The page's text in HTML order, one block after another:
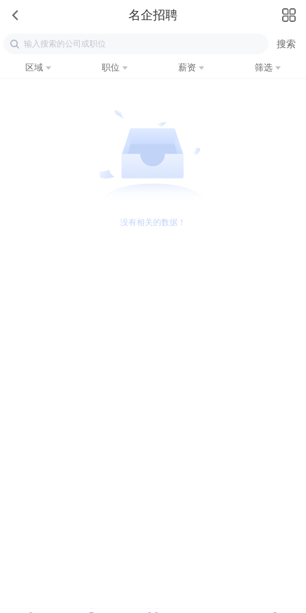
名企招聘
区域 职位 薪资 筛选
没有相关的数据！